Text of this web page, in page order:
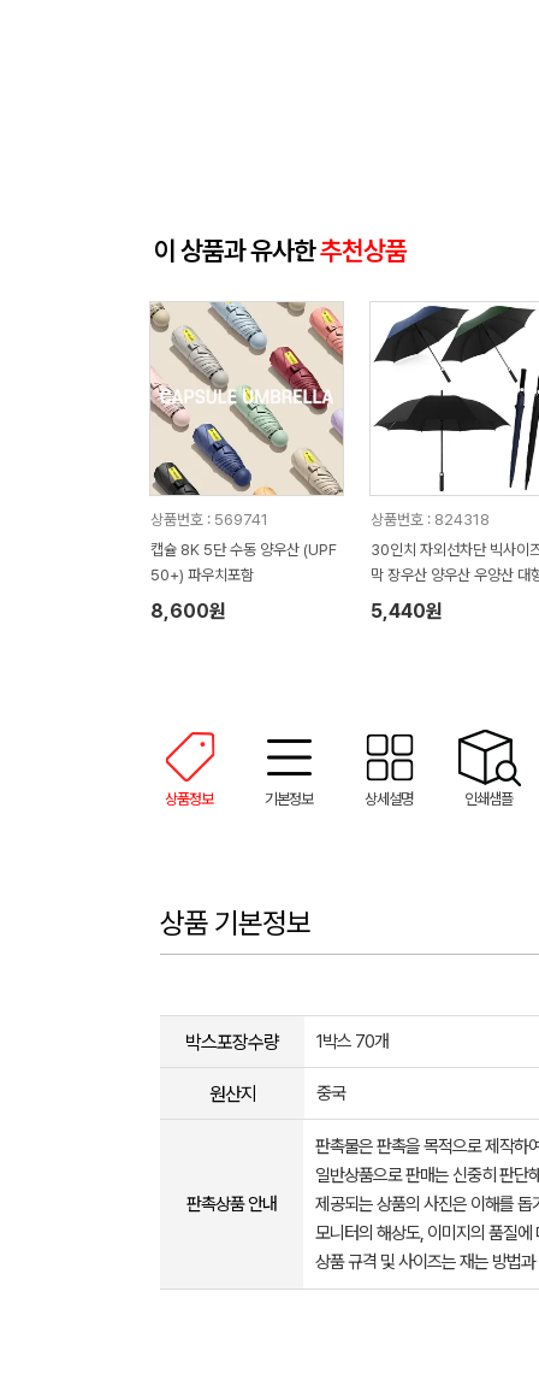
이 상품과 유사한추천상품
상품번호 : 569741
캡슐 8K 5단 수동 양우산 (UPF
50+) 파우치포함
8,600원
상품번호 : 824318
30인치 자외선차단 빅사이
막 장우산 양우산 우양산 대
산 골프우산//인쇄제작가능
5,440원
상품정보 기본정보 상세설명 인쇄샘플
상품 기본정보
박스포장수량 1박스 70개
원산지 중국
판촉상품 안내
판촉물은 판촉을 목적으로 제작하
일반상품으로 판매는 신중히 판단
제공되는 상품의 사진은 이해를
모니터의 해상도, 이미지의 품질
상품 규격 및 사이즈는 재는 방법